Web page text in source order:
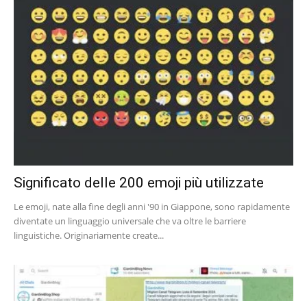
Significato delle 200 emoji più utilizzate
Le emoji, nate alla fine degli anni '90 in Giappone, sono rapidamente
diventate un linguaggio universale che va oltre le barriere
linguistiche. Originariamente create...